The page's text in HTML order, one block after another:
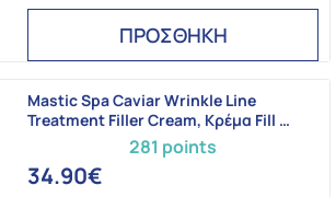
ΠΡΟΣΘΗΚΗ
281 points
Mastic Spa Caviar Wrinkle Line
Treatment Filler Cream, Κρέμα Fill …
34.90€